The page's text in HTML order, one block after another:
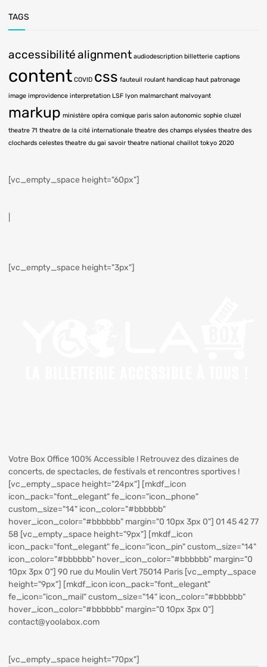
TAGS
accessibilitéalignment audiodescription billetterie captions
content COVID css fauteuil roulant handicap haut patronage
image improvidence interpretation LSF lyon malmarchant malvoyant
markup ministère opéra comique paris salon autonomic sophie cluzel
theatre 71 theatre de la cité internationale theatre des champs elysées theatre des
clochards celestes theatre du gai savoir theatre national chaillot tokyo 2020
[vc_empty_space height="60px"]
[vc_empty_space height="3px"]
Votre Box Office 100% Accessible ! Retrouvez des dizaines de
concerts, de spectacles, de festivals et rencontres sportives !
[vc_empty_space height="24px"] [mkdf_icon
icon_pack="font_elegant" fe_icon="icon_phone"
custom_size="14" icon_color="#bbbbbb"
hover_icon_color="#bbbbbb" margin="0 10px 3px 0"] 01 45 42 77
58 [vc_empty_space height="9px"] [mkdf_icon
icon_pack="font_elegant" fe_icon="icon_pin" custom_size="14"
icon_color="#bbbbbb" hover_icon_color="#bbbbbb" margin="0
10px 3px 0"] 90 rue du Moulin Vert 75014 Paris [vc_empty_space
height="9px"] [mkdf_icon icon_pack="font_elegant"
fe_icon="icon_mail" custom_size="14" icon_color="#bbbbbb"
hover_icon_color="#bbbbbb" margin="0 10px 3px 0"]
contact@yoolabox.com
[vc_empty_space height="70px"]